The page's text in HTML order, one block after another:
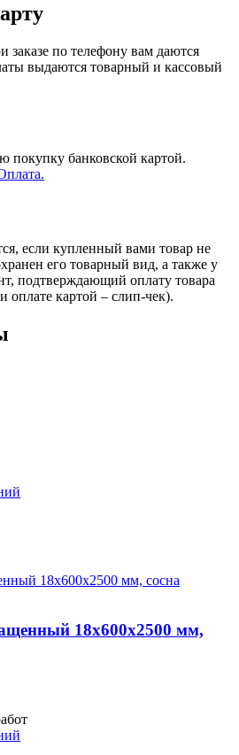
заказе по телефону вам даются
выдаются товарный и кассовый
покупку банковской картой.
если купленный вами товар не
его товарный вид, а также у
подтверждающий оплату товара
оплате картой – слип-чек).
18х600х2500 мм,